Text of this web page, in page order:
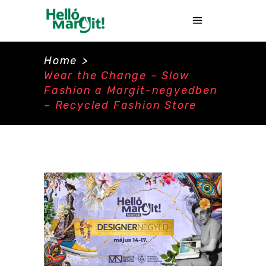
Home >
Wear the Change – Slow
Fashion a Margit-negyedben
– Recycled Fashion Store